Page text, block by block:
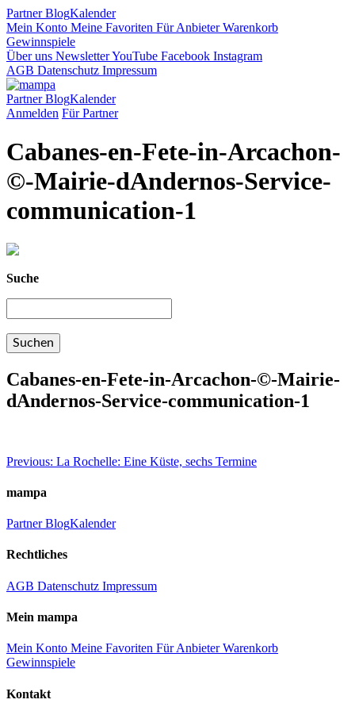
PartnerBlogKalender
Mein Konto Meine Favoriten Für AnbieterWarenkorb
Gewinnspiele
Über uns NewsletterYouTube Facebook Instagram
AGB Datenschutz Impressum
PartnerBlogKalender
Anmelden Für Partner
Cabanes-en-Fete-in-Arcachon-
©-Mairie-dAndernos-Service-
communication-1
Suche
Cabanes-en-Fete-in-Arcachon-©-Mairie-
dAndernos-Service-communication-1
Beitragsnavigation
Previous: La Rochelle: Eine Küste, sechs Termine
mampa
PartnerBlogKalender
Rechtliches
AGB Datenschutz Impressum
Mein mampa
Mein Konto Meine Favoriten Für AnbieterWarenkorb
Gewinnspiele
Kontakt